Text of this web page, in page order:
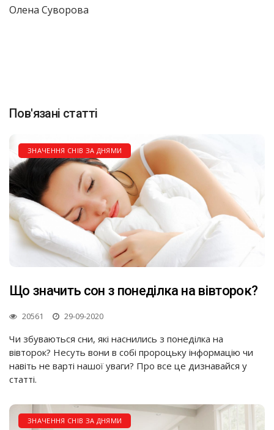
Олена Суворова
Пов'язані статті
ЗНАЧЕННЯ СНІВ ЗА ДНЯМИ
Що значить сон з понеділка на вівторок?
20561 29-09-2020
Чи збуваються сни, які наснились з понеділка на
вівторок? Несуть вони в собі пророцьку інформацію чи
навіть не варті нашої уваги? Про все це дизнавайся у
статті.
ЗНАЧЕННЯ СНІВ ЗА ДНЯМИ